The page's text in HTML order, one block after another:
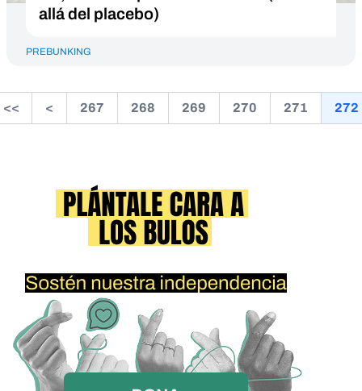
allá del placebo)
PREBUNKING
<< < 267 268 269 270 271 272